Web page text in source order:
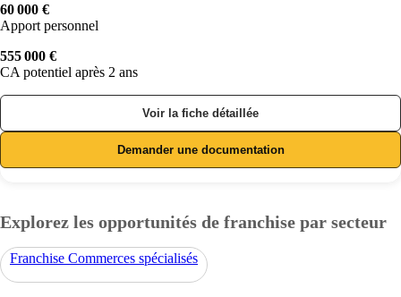
60 000 €
Apport personnel
555 000 €
CA potentiel après 2 ans
Voir la fiche détaillée
Demander une documentation
Explorez les opportunités de franchise par secteur
Franchise Commerces spécialisés